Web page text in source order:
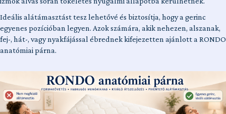
Ideális alátámasztást tesz lehetővé és biztosítja, hogy a gerinc
egyenes pozícióban legyen. Azok számára, akik nehezen, alszanak,
fej-, hát-, vagy nyakfájással ébrednek kifejezetten ajánlott a RONDO
anatómiai párna.